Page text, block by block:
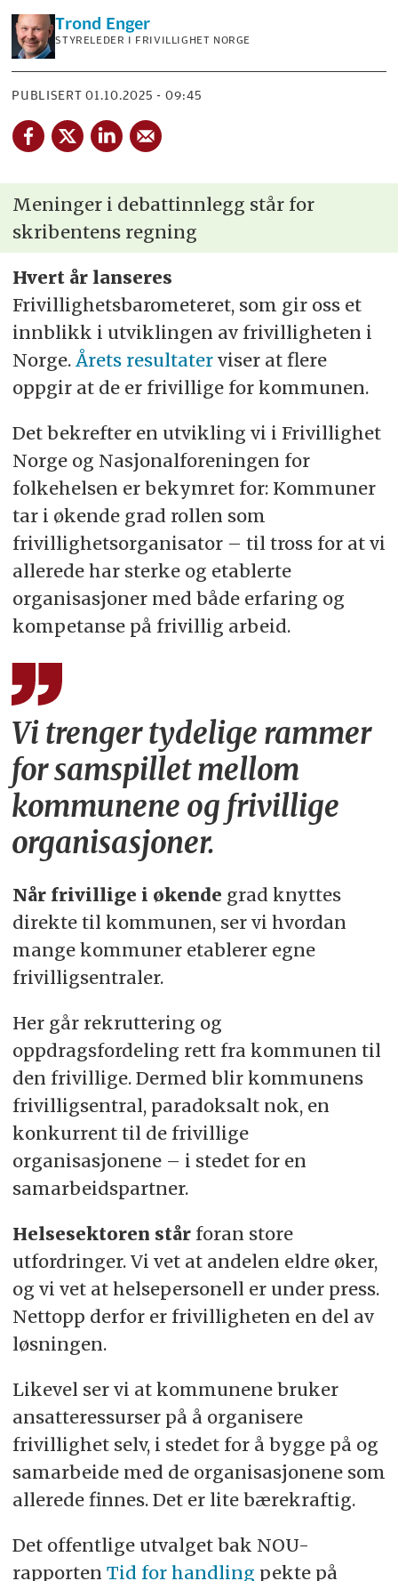
Trond Enger
STYRELEDER I FRIVILLIGHET NORGE
PUBLISERT 01.10.2025 - 09:45
Meninger i debattinnlegg står for
skribentens regning
Hvert år lanseres
Frivillighetsbarometeret, som gir oss et
innblikk i utviklingen av frivilligheten i
Norge. Årets resultater viser at flere
oppgir at de er frivillige for kommunen.
Det bekrefter en utvikling vi i Frivillighet
Norge og Nasjonalforeningen for
folkehelsen er bekymret for: Kommuner
tar i økende grad rollen som
frivillighetsorganisator – til tross for at vi
allerede har sterke og etablerte
organisasjoner med både erfaring og
kompetanse på frivillig arbeid.
Vi trenger tydelige rammer
for samspillet mellom
kommunene og frivillige
organisasjoner.
Når frivillige i økende grad knyttes
direkte til kommunen, ser vi hvordan
mange kommuner etablerer egne
frivilligsentraler.
Her går rekruttering og
oppdragsfordeling rett fra kommunen til
den frivillige. Dermed blir kommunens
frivilligsentral, paradoksalt nok, en
konkurrent til de frivillige
organisasjonene – i stedet for en
samarbeidspartner.
Helsesektoren stårforan store
utfordringer. Vi vet at andelen eldre øker,
og vi vet at helsepersonell er under press.
Nettopp derfor er frivilligheten en del av
løsningen.
Likevel ser vi at kommunene bruker
ansatteressurser på å organisere
frivillighet selv, i stedet for å bygge på og
samarbeide med de organisasjonene som
allerede finnes. Det er lite bærekraftig.
Det offentlige utvalget bak NOU-
rapporten Tid for handling pekte på